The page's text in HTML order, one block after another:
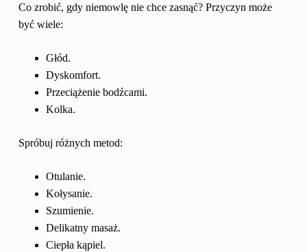
Co zrobić, gdy niemowlę nie chce zasnąć? Przyczyn może
być wiele:
Głód.
Dyskomfort.
Przeciążenie bodźcami.
Kolka.
Spróbuj różnych metod:
Otulanie.
Kołysanie.
Szumienie.
Delikatny masaż.
Ciepła kąpiel.